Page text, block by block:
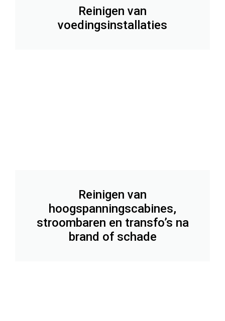
Reinigen van
voedingsinstallaties
Reinigen van
hoogspanningscabines,
stroombaren en transfo’s na
brand of schade